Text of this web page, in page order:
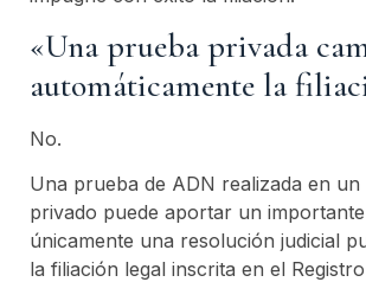
«Una prueba privada
automáticamente la
No.
Una prueba de ADN realizada en
privado puede aportar un
únicamente una resolución judicial
la filiación legal inscrita en el